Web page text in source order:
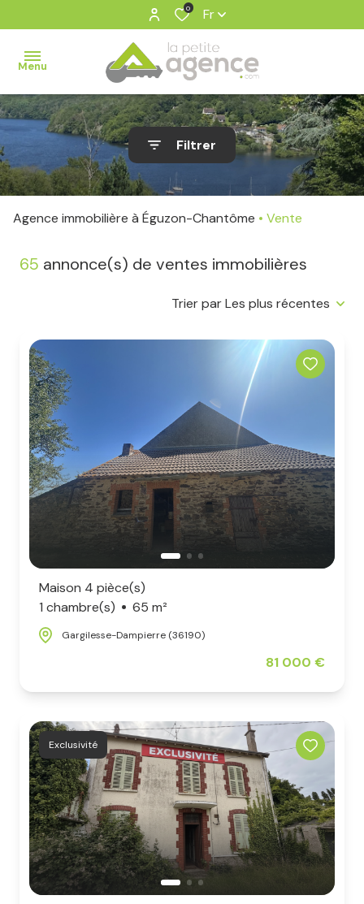
0 Fr
Menu
ventes
estimation
notre
agence
contact
Filtrer
Agence immobilière à Éguzon-Chantôme Vente
65 annonce(s) de ventes immobilières
Trier par Les plus récentes
Maison 4 pièce(s)
1 chambre(s)
65 m²
Gargilesse-Dampierre (36190)
81 000 €
Exclusivité